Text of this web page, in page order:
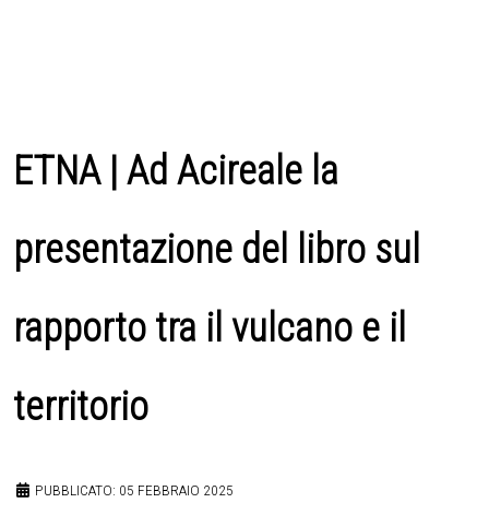
ETNA | Ad Acireale la
presentazione del libro sul
rapporto tra il vulcano e il
territorio
PUBBLICATO: 05 FEBBRAIO 2025